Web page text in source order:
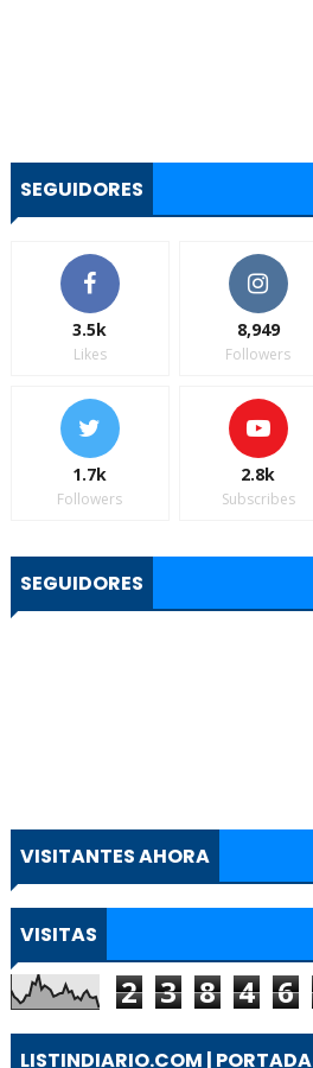
SEGUIDORES
3.5k
Likes
8,949
Followers
1.7k
Followers
2.8k
Subscribes
SEGUIDORES
VISITANTES AHORA
VISITAS
2 3 8 4 6
LISTINDIARIO.COM | PORTADA